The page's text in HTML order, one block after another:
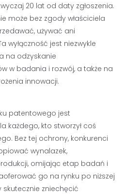
20 lat od daty zgłoszenia.
może bez zgody właściciela
używać ani
wyłączność jest niezwykle
na odzyskanie
w badania i rozwój, a także na
innowacji.
patentowego jest
każdego, kto stworzył coś
Bez tej ochrony, konkurenci
wynalazek,
omijając etap badań i
go na rynku po niższej
skutecznie zniechęcić